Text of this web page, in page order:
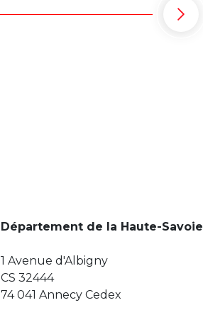
Département de la Haute-Savoie
1 Avenue d'Albigny
CS 32444
74 041 Annecy Cedex